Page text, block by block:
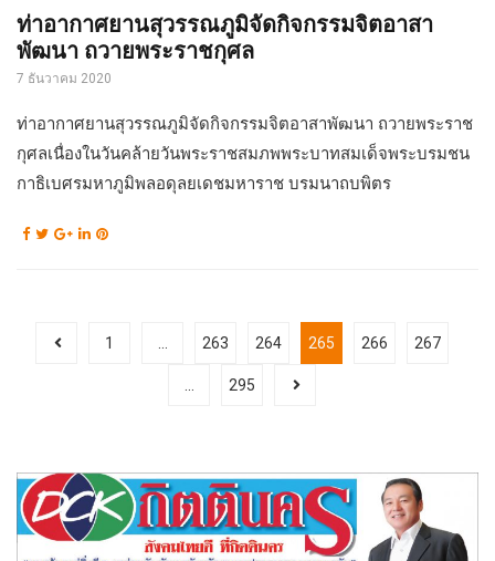
ท่าอากาศยานสุวรรณภูมิจัดกิจกรรมจิตอาสา
พัฒนา ถวายพระราชกุศล
7 ธันวาคม 2020
ท่าอากาศยานสุวรรณภูมิจัดกิจกรรมจิตอาสาพัฒนา ถวายพระราช
กุศลเนื่องในวันคล้ายวันพระราชสมภพพระบาทสมเด็จพระบรมชน
กาธิเบศรมหาภูมิพลอดุลยเดชมหาราช บรมนาถบพิตร
1 263 264 265 266 267
295